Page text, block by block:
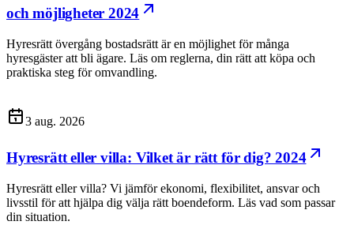
och möjligheter 2024
Hyresrätt övergång bostadsrätt är en möjlighet för många
hyresgäster att bli ägare. Läs om reglerna, din rätt att köpa och
praktiska steg för omvandling.
3 aug. 2026
Hyresrätt eller villa: Vilket är rätt för dig? 2024
Hyresrätt eller villa? Vi jämför ekonomi, flexibilitet, ansvar och
livsstil för att hjälpa dig välja rätt boendeform. Läs vad som passar
din situation.